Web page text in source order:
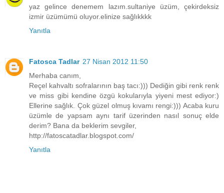
yaz gelince denemem lazım.sultaniye üzüm, çekirdeksiz
izmir üzümümü oluyor.elinize sağlıkkkk
Yanıtla
Fatosca Tadlar 27 Nisan 2012 11:50
Merhaba canım,
Reçel kahvaltı sofralarının baş tacı:))) Dediğin gibi renk renk
ve miss gibi kendine özgü kokularıyla yiyeni mest ediyor:)
Ellerine sağlık. Çok güzel olmuş kıvamı rengi:))) Acaba kuru
üzümle de yapsam aynı tarif üzerinden nasıl sonuç elde
derim? Bana da beklerim sevgiler,
http://fatoscatadlar.blogspot.com/
Yanıtla